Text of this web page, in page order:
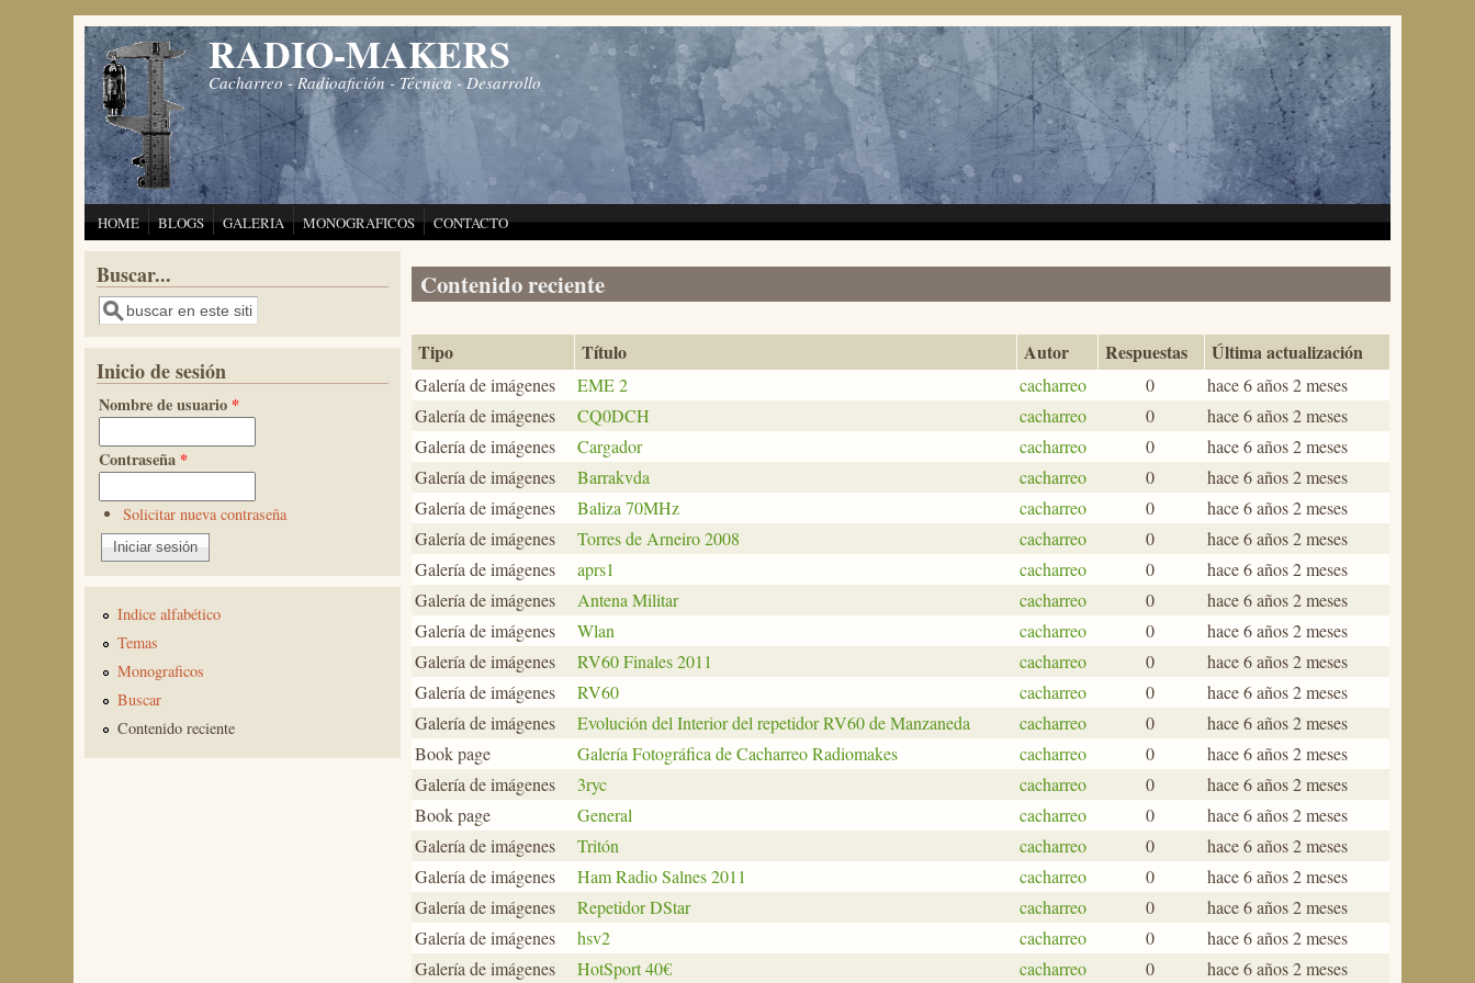
Pasar al contenido principal RADIO-MAKERS
Cacharreo - Radioafición - Técnica - Desarrollo
HOME BLOGS GALERIA MONOGRAFICOS CONTACTO
Contenido reciente
Tipo Título Autor Respuestas Última actualización
Galería de imágenes EME 2 cacharreo 0
hace 6 años 2 meses
Galería de imágenes
CQ0DCH cacharreo 0
hace 6 años 2 meses
Galería de imágenes
Cargador cacharreo 0
hace 6 años 2 meses
Galería de imágenes
Barrakvda cacharreo 0
hace 6 años 2 meses
Galería de imágenes
Baliza 70MHz cacharreo 0
hace 6 años 2 meses
Galería de imágenes
Torres de Arneiro 2008 cacharreo 0
hace 6 años 2 meses
Galería de imágenes
aprs1 cacharreo 0
hace 6 años 2 meses
Galería de imágenes
Antena Militar cacharreo 0
hace 6 años 2 meses
Galería de imágenes
Wlan cacharreo 0
hace 6 años 2 meses
Galería de imágenes
RV60 Finales 2011 cacharreo 0
hace 6 años 2 meses
Galería de imágenes
RV60 cacharreo 0
hace 6 años 2 meses
Galería de imágenes
Evolución del Interior del repetidor RV60 de Manzaneda cacharreo 0
hace 6 años 2 meses
Book page
Galería Fotográfica de Cacharreo Radiomakes cacharreo 0
hace 6 años 2 meses
Galería de imágenes
3ryc cacharreo 0
hace 6 años 2 meses
Book page
General cacharreo 0
hace 6 años 2 meses
Galería de imágenes
Tritón cacharreo 0
hace 6 años 2 meses
Galería de imágenes
Ham Radio Salnes 2011 cacharreo 0
hace 6 años 2 meses
Galería de imágenes
Repetidor DStar cacharreo 0
hace 6 años 2 meses
Galería de imágenes
hsv2 cacharreo 0
hace 6 años 2 meses
Galería de imágenes
HotSport 40€ cacharreo 0 hace 6 años 2 meses
Buscar...
Buscar
Inicio de sesión
Nombre de usuario *
Contraseña *
Solicitar nueva contraseña
Indice alfabético
Temas
Monograficos
Buscar
Contenido reciente